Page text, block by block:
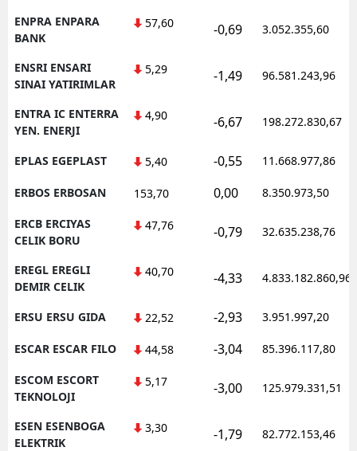
ENPRA ENPARA
BANK
57,60 -0,69 3.052.355,60
ENSRI ENSARI
SINAI YATIRIMLAR
5,29 -1,49 96.581.243,96
ENTRA IC ENTERRA
YEN. ENERJI
4,90 -6,67 198.272.830,67
EPLAS EGEPLAST 5,40 -0,55 11.668.977,86
ERBOS ERBOSAN 153,70 0,00 8.350.973,50
ERCB ERCIYAS
CELIK BORU
47,76 -0,79 32.635.238,76
EREGL EREGLI
DEMIR CELIK
40,70 -4,33 4.833.182.860,96
ERSU ERSU GIDA 22,52 -2,93 3.951.997,20
ESCAR ESCAR FILO 44,58 -3,04 85.396.117,80
ESCOM ESCORT
TEKNOLOJI
5,17 -3,00 125.979.331,51
ESEN ESENBOGA
ELEKTRIK
3,30 -1,79 82.772.153,46